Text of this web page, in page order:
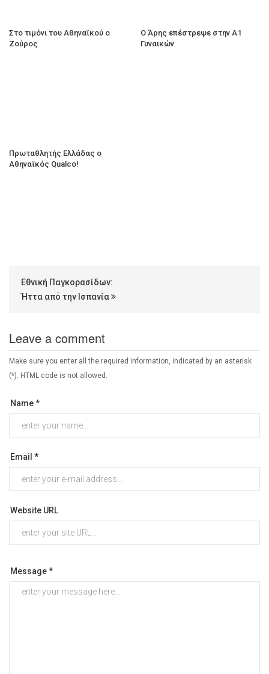
Στο τιμόνι του Αθηναϊκού ο
Ζούρος
Ο Άρης επέστρεψε στην Α1
Γυναικών
Πρωταθλητής Ελλάδας ο
Αθηναϊκός Qualco!
Εθνική Παγκορασίδων:
Ήττα από την Ισπανία
Leave a comment
Make sure you enter all the required information, indicated by an asterisk
(*). HTML code is not allowed.
Name *
Email *
Website URL
Message *